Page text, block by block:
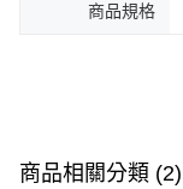
商品規格
商品相關分類 (2)